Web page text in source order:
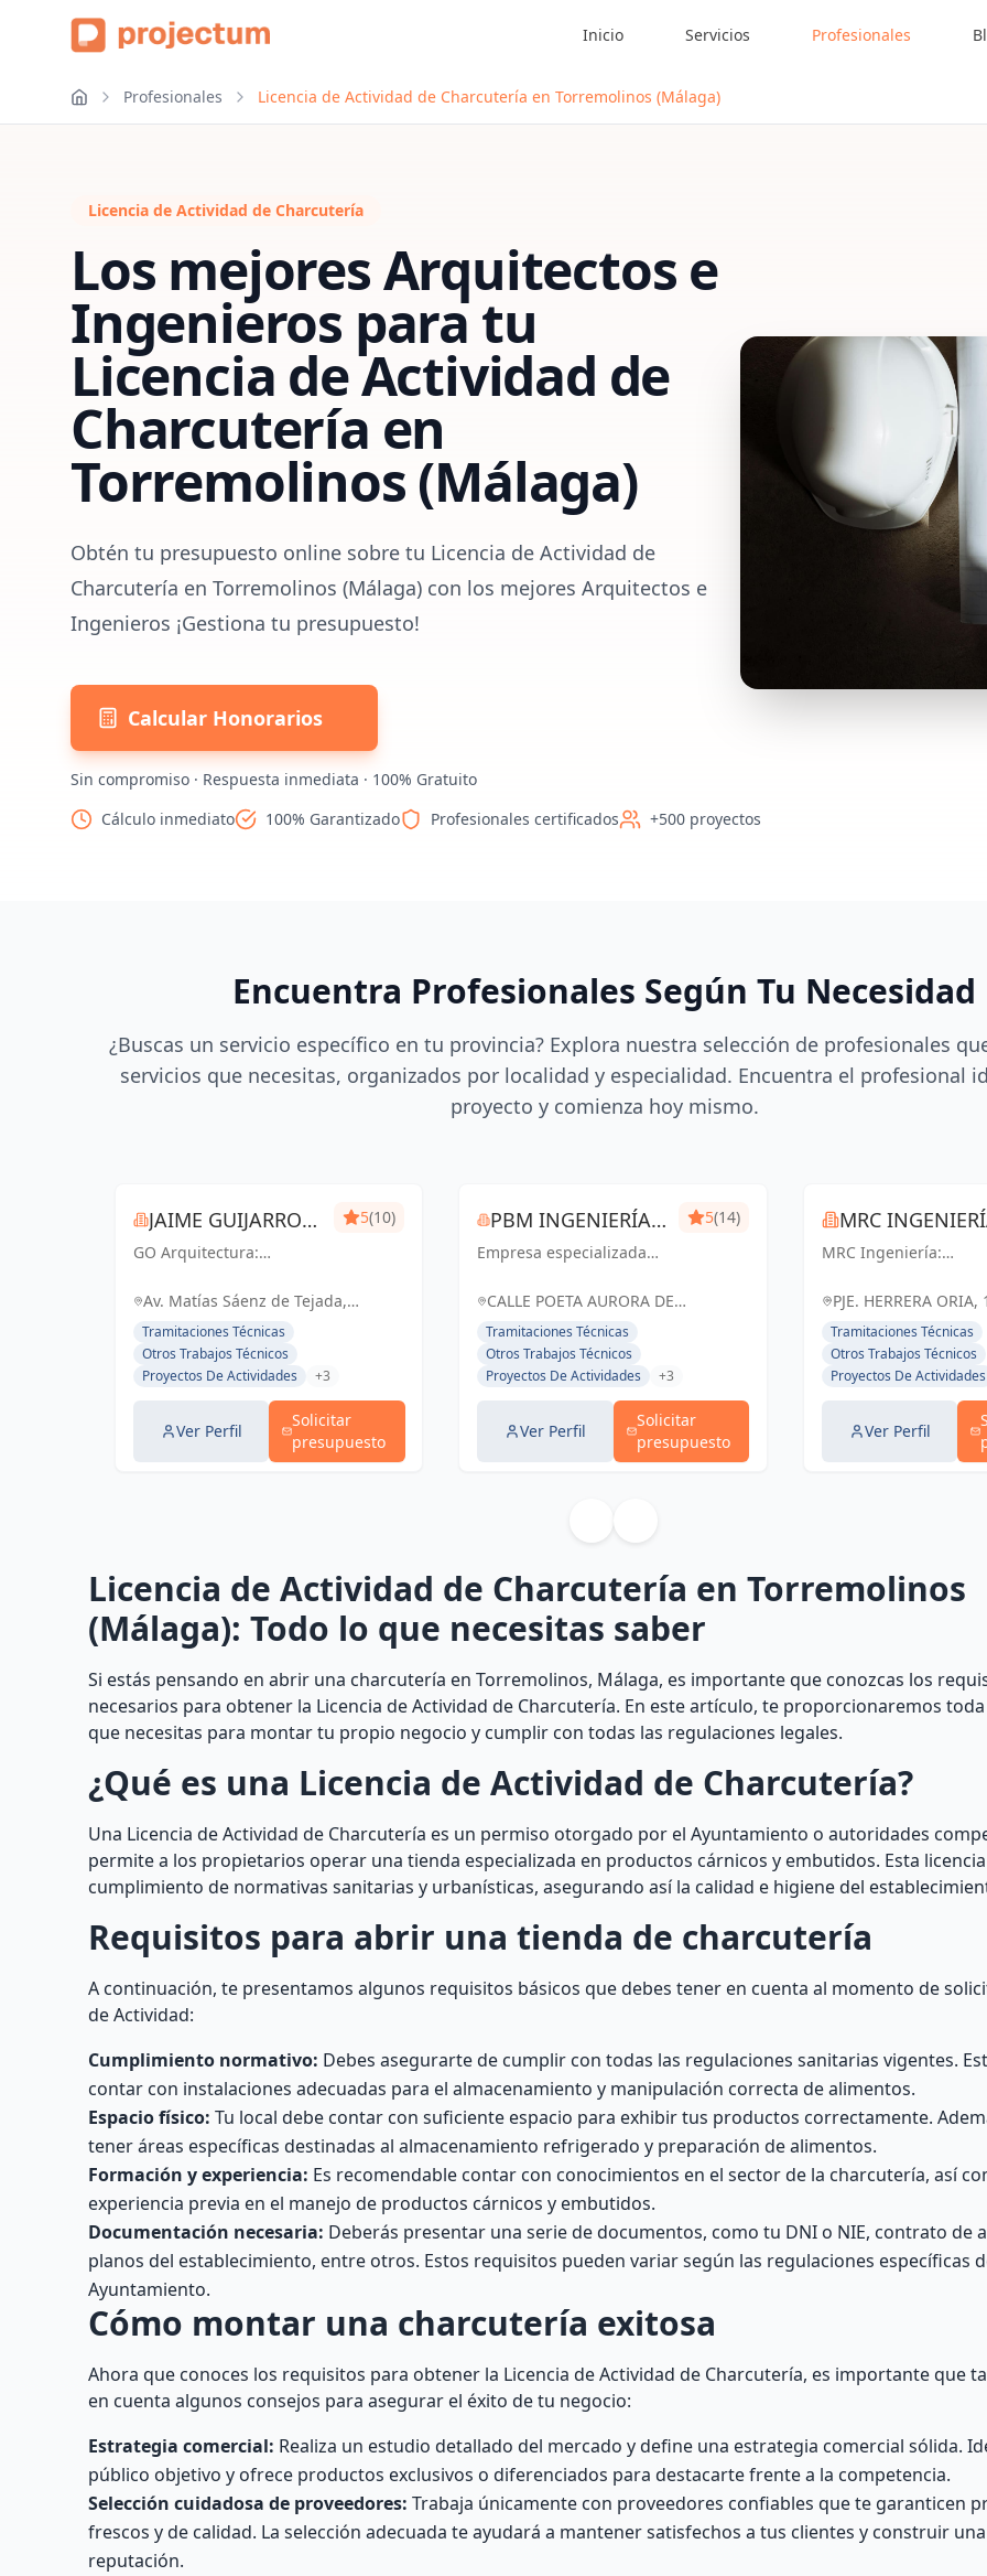
Inicio Servicios Profesionales
Profesionales Licencia de Actividad de Charcutería en Torremolinos (Málaga)
Licencia de Actividad de Charcutería
Los mejores Arquitectos e
Ingenieros para tu
Licencia de Actividad de
Charcutería en
Torremolinos (Málaga)
Obtén tu presupuesto online sobre tu Licencia de Actividad de
Charcutería en Torremolinos (Málaga) con los mejores Arquitectos e
Ingenieros ¡Gestiona tu presupuesto!
Calcular Honorarios
Sin compromiso · Respuesta inmediata · 100% Gratuito
Cálculo inmediato
100% Garantizado Profesionales certificados +500 proyectos
Encuentra Profesionales Según Tu Necesidad
¿Buscas un servicio específico en tu provincia? Explora nuestra selección de profesionales
servicios que necesitas, organizados por localidad y especialidad. Encuentra el profesional
proyecto y comienza hoy mismo.
JAIME GUIJARRO
ORIA
GO Arquitectura:
en obra nueva, reformas
y gestiones urbanísticas.
Con Seriedad, Confianza,
Rapidez y Economía como
pilares, ofrecemos
5(10)
Av. Matías Sáenz de Tejada,
Fuengirola, España, España
Tramitaciones Técnicas
Otros Trabajos Técnicos
Proyectos De Actividades
+3
Ver Perfil
Solicitar
presupuesto
PBM INGENIERÍA
MÁLAGA
Empresa especializada
acústica. Expedición de
licencias de apertura,
elaboración de
documentación técnica,
5(14)
CALLE POETA AURORA DE
ALBORNOZ, 4, LOCAL 9, España
Tramitaciones Técnicas
Otros Trabajos Técnicos
Proyectos De Actividades
+3
Ver Perfil
Solicitar
presupuesto
MRC
MRC Ingeniería:
vanguardia para
Málaga y toda
Andalucía.
PJE. HERRERA
ESPAÑA, España
Tramitaciones Técnicas
Otros Trabajos Técnicos
Proyectos De Actividades
Ver Perfil
Licencia de Actividad de Charcutería en Torremolinos
(Málaga): Todo lo que necesitas saber
Si estás pensando en abrir una charcutería en Torremolinos, Málaga, es importante que conozcas los
necesarios para obtener la Licencia de Actividad de Charcutería. En este artículo, te proporcionaremos
que necesitas para montar tu propio negocio y cumplir con todas las regulaciones legales.
¿Qué es una Licencia de Actividad de Charcutería?
Una Licencia de Actividad de Charcutería es un permiso otorgado por el Ayuntamiento o autoridades
permite a los propietarios operar una tienda especializada en productos cárnicos y embutidos. Esta
cumplimiento de normativas sanitarias y urbanísticas, asegurando así la calidad e higiene del
Requisitos para abrir una tienda de charcutería
A continuación, te presentamos algunos requisitos básicos que debes tener en cuenta al momento de
de Actividad:
Cumplimiento normativo: Debes asegurarte de cumplir con todas las regulaciones sanitarias vigentes.
contar con instalaciones adecuadas para el almacenamiento y manipulación correcta de alimentos.
Espacio físico: Tu local debe contar con suficiente espacio para exhibir tus productos correctamente.
tener áreas específicas destinadas al almacenamiento refrigerado y preparación de alimentos.
Formación y experiencia: Es recomendable contar con conocimientos en el sector de la charcutería, así
experiencia previa en el manejo de productos cárnicos y embutidos.
Documentación necesaria: Deberás presentar una serie de documentos, como tu DNI o NIE, contrato de
planos del establecimiento, entre otros. Estos requisitos pueden variar según las regulaciones específicas
Ayuntamiento.
Cómo montar una charcutería exitosa
Ahora que conoces los requisitos para obtener la Licencia de Actividad de Charcutería, es importante que
en cuenta algunos consejos para asegurar el éxito de tu negocio:
Estrategia comercial: Realiza un estudio detallado del mercado y define una estrategia comercial sólida.
público objetivo y ofrece productos exclusivos o diferenciados para destacarte frente a la competencia.
Selección cuidadosa de proveedores: Trabaja únicamente con proveedores confiables que te garanticen
frescos y de calidad. La selección adecuada te ayudará a mantener satisfechos a tus clientes y construir
reputación.